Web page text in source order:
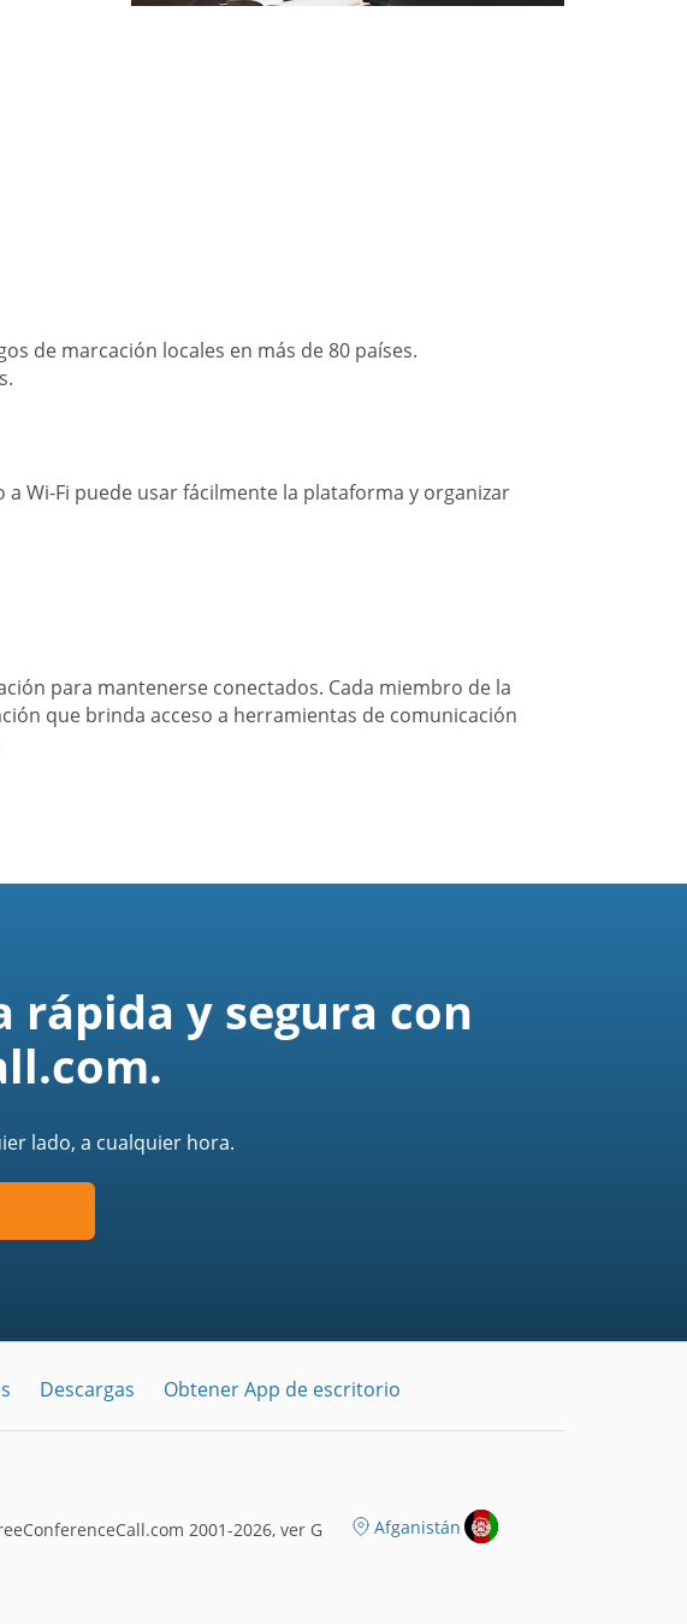
de marcación locales en más de 80 países.
Wi-Fi puede usar fácilmente la plataforma y organizar
para mantenerse conectados. Cada miembro de la
que brinda acceso a herramientas de comunicación
rápida y segura con
lado, a cualquier hora.
Descargas Obtener App de escritorio
2001-2026, ver G Afganistán